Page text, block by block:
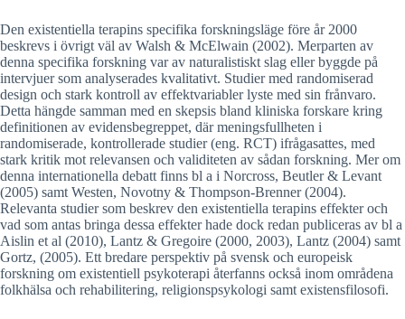
Den existentiella terapins specifika forskningsläge före år 2000
beskrevs i övrigt väl av Walsh & McElwain (2002). Merparten av
denna specifika forskning var av naturalistiskt slag eller byggde på
intervjuer som analyserades kvalitativt. Studier med randomiserad
design och stark kontroll av effektvariabler lyste med sin frånvaro.
Detta hängde samman med en skepsis bland kliniska forskare kring
definitionen av evidensbegreppet, där meningsfullheten i
randomiserade, kontrollerade studier (eng. RCT) ifrågasattes, med
stark kritik mot relevansen och validiteten av sådan forskning. Mer om
denna internationella debatt finns bl a i Norcross, Beutler & Levant
(2005) samt Westen, Novotny & Thompson-Brenner (2004).
Relevanta studier som beskrev den existentiella terapins effekter och
vad som antas bringa dessa effekter hade dock redan publiceras av bl a
Aislin et al (2010), Lantz & Gregoire (2000, 2003), Lantz (2004) samt
Gortz, (2005). Ett bredare perspektiv på svensk och europeisk
forskning om existentiell psykoterapi återfanns också inom områdena
folkhälsa och rehabilitering, religionspsykologi samt existensfilosofi.